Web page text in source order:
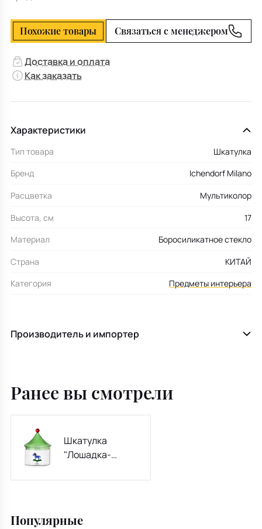
Похожие товары Связаться с менеджером
Доставка и оплата
Как заказать
Характеристики
Тип товара
Шкатулка
Бренд
Ichendorf Milano
Расцветка
Мультиколор
Высота, см
17
Материал
Боросиликатное стекло
Страна
КИТАЙ
Категория
Предметы интерьера
Производитель и импортер
Ранее вы смотрели
Шкатулка
"Лошадка-
Schiaccianoci
Популярные